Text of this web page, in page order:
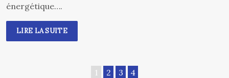
énergétique….
LIRE LA SUITE
1 2 3 4